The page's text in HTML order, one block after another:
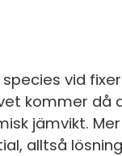
vid
kommer då
jämvikt.
alltså